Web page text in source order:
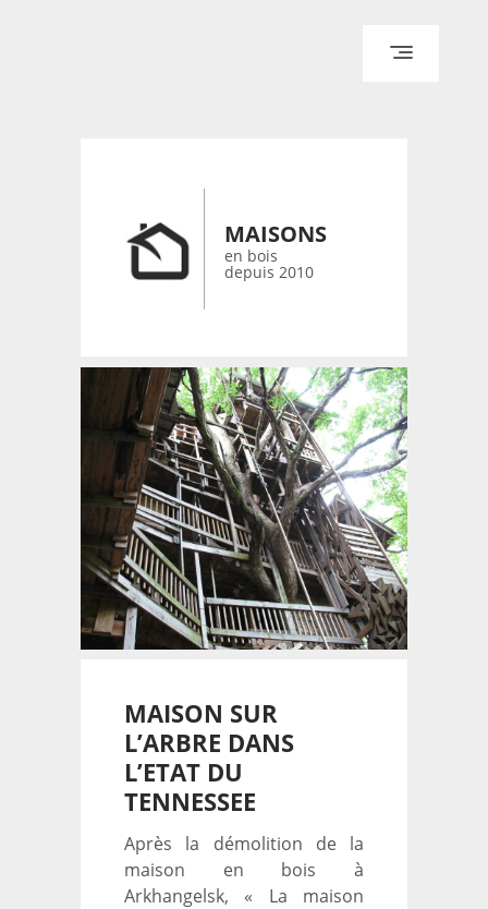
CONTACT
MAISONS
en bois
depuis 2010
MAISON SUR
L’ARBRE DANS
L’ETAT DU
TENNESSEE
Après la démolition de la
maison en bois à
Arkhangelsk, « La maison